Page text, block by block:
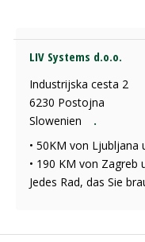
LIV Systems d.o.o.
Industrijska cesta 2
6230 Postojna
Slowenien
.
• 50KM von Ljubljana
• 190 KM von Zagreb
Jedes Rad, das Sie